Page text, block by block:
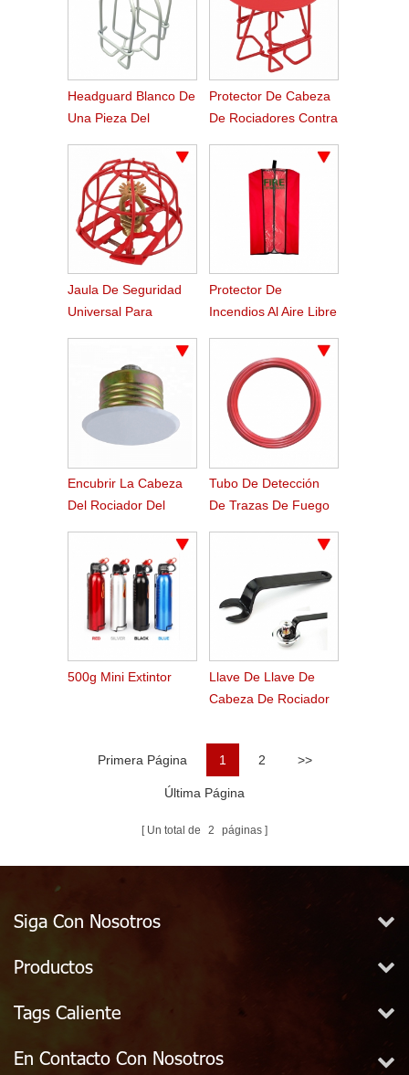
Headguard Blanco De
Una Pieza Del
Del Fuego De La
Pieza
Protector De Cabeza
De Rociadores Contra
Estándar Rojo Con
Deflector
Jaula De Seguridad
Universal Para
Protector De
Incendios Al Aire Libre
Encubrir La Cabeza
Del Rociador Del
Tubo De Detección
De Trazas De Fuego
Incendios
500g Mini Extintor
Llave De Llave De
Cabeza De Rociador
1/2 "expuesta
Primera Página
1 2 >>
Última Página
Un total de 2 páginas
Siga Con Nosotros
Productos
Tags Caliente
En Contacto Con Nosotros